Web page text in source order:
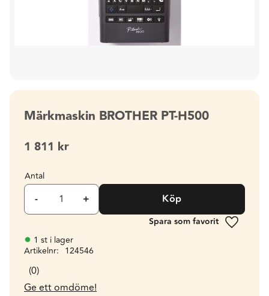
Märkmaskin BROTHER PT-H500
1 811 kr
Antal
+
- Köp
Lägg till
1 st i lager
Artikelnr
124546
0
Ge ett omdöme!